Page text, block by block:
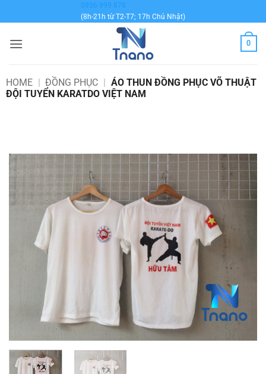
qua
dung
0936 999 878
(8h-21h từ T2-T7; 17h Chủ Nhật)
0
HOME | ĐỒNG PHỤC | ÁO THUN ĐỒNG PHỤC VÕ THUẬT
ĐỘI TUYỂN KARATDO VIỆT NAM